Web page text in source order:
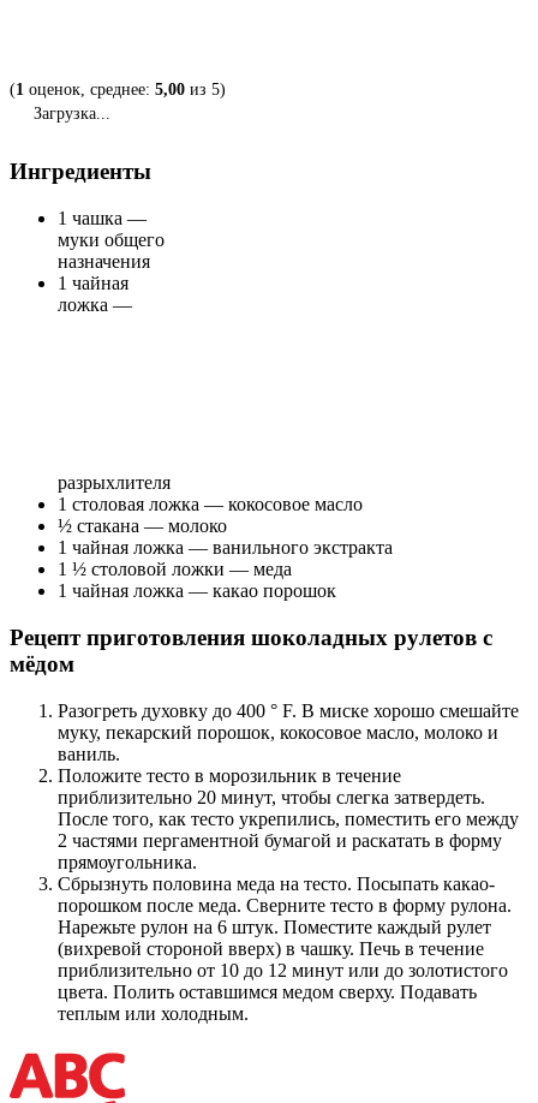
(1 оценок, среднее: 5,00 из 5)
Загрузка...
Ингредиенты
1 чашка —
муки общего
назначения
1 чайная
ложка —
разрыхлителя
1 столовая ложка — кокосовое масло
½ стакана — молоко
1 чайная ложка — ванильного экстракта
1 ½ столовой ложки — меда
1 чайная ложка — какао порошок
Рецепт приготовления шоколадных рулетов с
мёдом
Разогреть духовку до 400 ° F. В миске хорошо смешайте
муку, пекарский порошок, кокосовое масло, молоко и
ваниль.
Положите тесто в морозильник в течение
приблизительно 20 минут, чтобы слегка затвердеть.
После того, как тесто укрепились, поместить его между
2 частями пергаментной бумагой и раскатать в форму
прямоугольника.
Сбрызнуть половина меда на тесто. Посыпать какао-
порошком после меда. Сверните тесто в форму рулона.
Нарежьте рулон на 6 штук. Поместите каждый рулет
(вихревой стороной вверх) в чашку. Печь в течение
приблизительно от 10 до 12 минут или до золотистого
цвета. Полить оставшимся медом сверху. Подавать
теплым или холодным.